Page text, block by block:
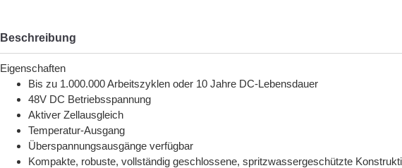
Beschreibung
Eigenschaften
Bis zu 1.000.000 Arbeitszyklen oder 10 Jahre DC-Lebensdauer
48V DC Betriebsspannung
Aktiver Zellausgleich
Temperatur-Ausgang
Überspannungsausgänge verfügbar
Kompakte, robuste, vollständig geschlossene, spritzwassergeschützte